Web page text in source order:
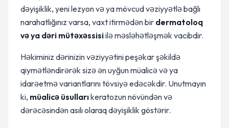
dəyişiklik, yeni lezyon və ya mövcud vəziyyətlə bağlı
narahatlığınız varsa, vaxt itirmədən bir dermatoloq
və ya dəri mütəxəssisiilə məsləhətləşmək vacibdir.
Həkiminiz dərinizin vəziyyətini peşəkar şəkildə
qiymətləndirərək sizə ən uyğun müalicə və ya
idarəetmə variantlarını tövsiyə edəcəkdir. Unutmayın
ki, müalicə üsullarıkeratozun növündən və
dərəcəsindən asılı olaraq dəyişiklik göstərir.